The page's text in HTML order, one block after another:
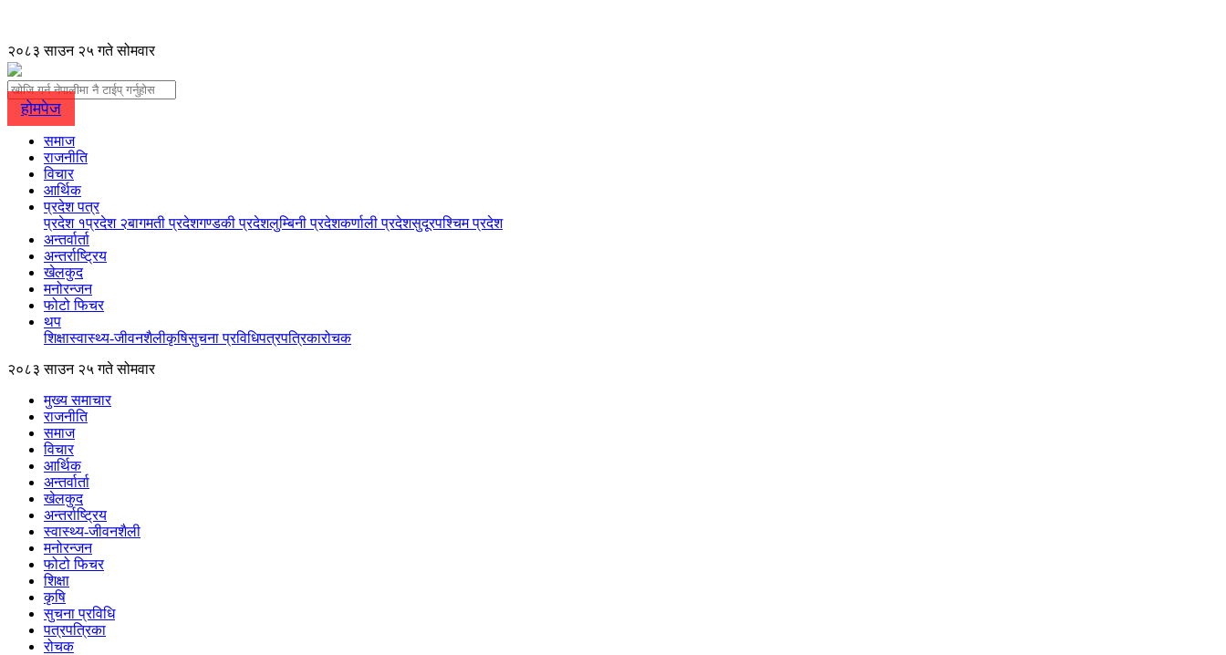
२०८३ साउन २५ गते सोमवार
होमपेज
समाज
राजनीति
विचार
आर्थिक
प्रदेश पत्र
प्रदेश १प्रदेश २बागमती प्रदेशगण्डकी प्रदेशलुम्बिनी प्रदेशकर्णाली प्रदेशसुदूरपश्चिम प्रदेश
अन्तर्वार्ता
अन्तर्राष्ट्रिय
खेलकुद
मनोरन्जन
फोटो फिचर
थप
शिक्षास्वास्थ्य-जीवनशैलीकृषिसुचना प्रविधिपत्रपत्रिकारोचक
२०८३ साउन २५ गते सोमवार
मुख्य समाचार
राजनीति
समाज
विचार
आर्थिक
अन्तर्वार्ता
खेलकुद
अन्तर्राष्ट्रिय
स्वास्थ्य-जीवनशैली
मनोरन्जन
फोटो फिचर
शिक्षा
कृषि
सुचना प्रविधि
पत्रपत्रिका
रोचक